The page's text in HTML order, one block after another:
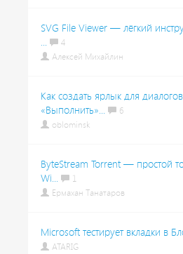
SVG File Viewer — лёгкий
...
4
Алексей Михайлин
Как создать ярлык для
«Выполнить»...
6
oblominsk
ByteStream Torrent — простой
Wi...
1
Ермахан Танатаров
Microsoft тестирует вкладки в
ATARIG